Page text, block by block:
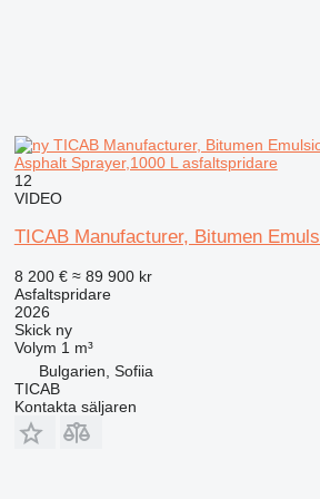
Asphalt Sprayer,1000 L asfaltspridare
12
VIDEO
TICAB Manufacturer, Bitumen
8 200 € ≈ 89 900 kr
Asfaltspridare
2026
Skickny
Volym 1 m³
Bulgarien, Sofiia
TICAB
Kontakta säljaren